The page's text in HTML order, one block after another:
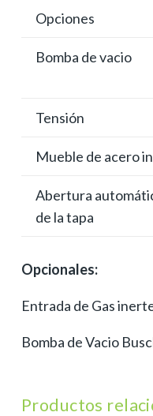
Opciones
Bomba de vacio
Tensión
Mueble de acero
Abertura
de la tapa
Opcionales:
Entrada de Gas
Bomba de Vacio
Productos